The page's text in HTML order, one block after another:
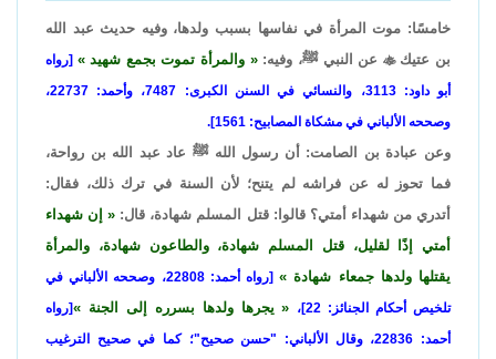
خامسًا: موت المرأة في نفاسها بسبب ولدها، وفيه حديث عبد الله
بن عتيك عن النبي ﷺ، وفيه: والمرأة تموت بجمع شهيد
[رواه
أبو داود: 3113، والنسائي في السنن الكبرى: 7487، وأحمد: 22737،
وصححه الألباني في مشكاة المصابيح: 1561].
وعن عبادة بن الصامت: أن رسول الله ﷺ عاد عبد الله بن رواحة،
فما تحوز له عن فراشه لم يتنح؛ لأن السنة في ترك ذلك، فقال:
أتدري من شهداء أمتي؟ قالوا: قتل المسلم شهادة، قال:
إن شهداء
أمتي إذًا لقليل، قتل المسلم شهادة، والطاعون شهادة، والمرأة
يقتلها ولدها جمعاء شهادة
[رواه أحمد: 22808، وصححه الألباني في
تلخيص أحكام الجنائز: 22]،
يجرها ولدها بسرره إلى الجنة
[رواه
أحمد: 22836، وقال الألباني: "حسن صحيح"؛ كما في صحيح الترغيب